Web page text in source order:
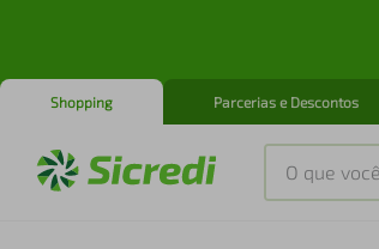
Shopping Parcerias e Descontos
O que você